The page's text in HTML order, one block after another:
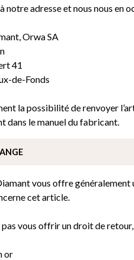
notre adresse et nous nous en
Orwa SA
41
de-Fonds
la possibilité de renvoyer
dans le manuel du fabricant.
vous offre généralement
cet article.
vous offrir un droit de
or